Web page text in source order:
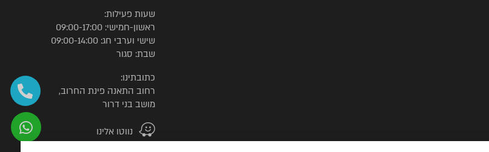
שעות פעילות:
ראשון-חמישי: 09:00-17:00
שישי וערבי חג: 09:00-14:00
שבת: סגור
כתובתינו:
רחוב התאנה פינת החרוב,
מושב בני דרור
נווטו אלינו